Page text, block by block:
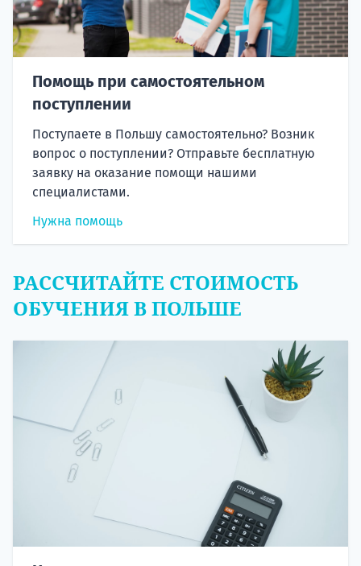
Помощь при самостоятельном
поступлении
Поступаете в Польшу самостоятельно? Возник
вопрос о поступлении? Отправьте бесплатную
заявку на оказание помощи нашими
специалистами.
Нужна помощь
РАССЧИТАЙТЕ СТОИМОСТЬ
ОБУЧЕНИЯ В ПОЛЬШЕ